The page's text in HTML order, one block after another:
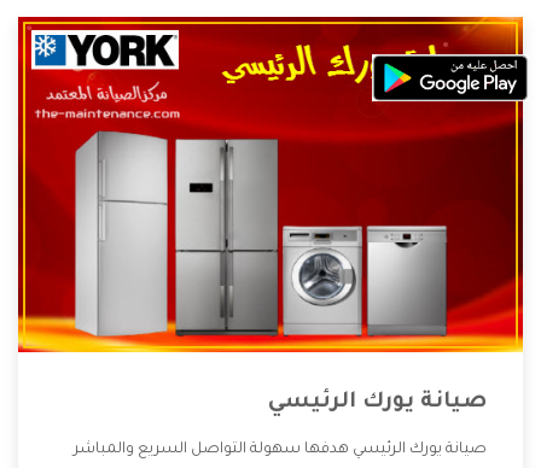
صيانة يورك الرئيسي
صيانة يورك الرئيسي هدفها سهولة التواصل السريع والمباشر